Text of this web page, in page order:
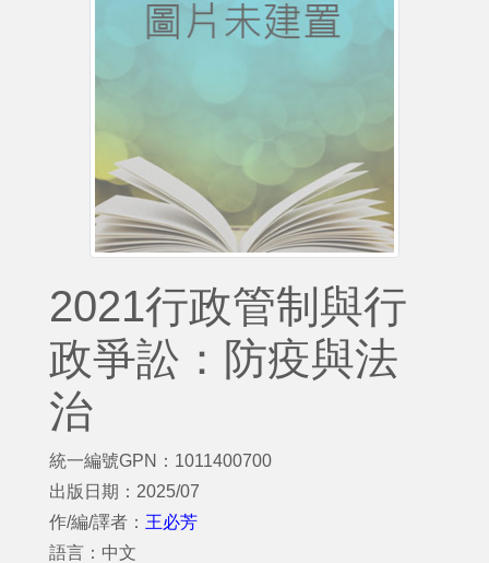
2021行政管制與行
政爭訟：防疫與法
治
統一編號GPN：1011400700
出版日期：2025/07
作/編/譯者： 王必芳
語言：中文